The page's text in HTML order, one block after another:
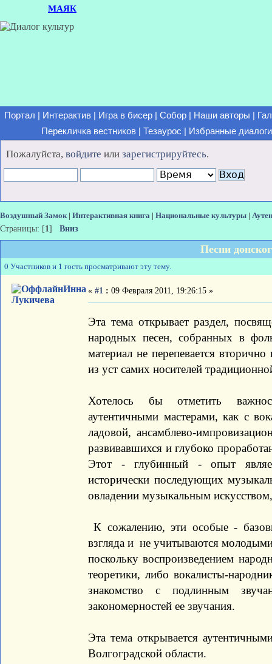
МАЯК
Портал Интерактив| Игра в бисер| Собор| Наши авторы
Перекличка вестников
Тезаурос Избранные диалоги
Пожалуйста, войдите или зарегистрируйтесь.
Воздушный Замок| Интерактивная книга Национальные культуры
Страницы: [1] Вниз
Песни
0 Участников и 1 гость просматривают эту тему.
Инна
Лукичева
« #1 : 09 Февраля 2011, 19:26:15 »
Эта тема открывает раздел,
народных песен, собранных в
материал не перепевается
из уст самих носителей
Хотелось бы отметить
аутентичными мастерами, как с
ладовой, ансамблево-
развивавшихся и глубоко
Этот - глубинный - опыт
исторически последующих
овладении музыкальным
К сожалению, эти особые -
взгляда и не учитываются
поскольку воспроизведением
теоретики, либо вокалисты-
знакомство с подлинным
закономерностей ее звучания.
Эта тема открывается
Волгоградской области.